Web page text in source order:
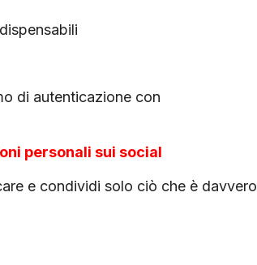
di autenticazione con
personali sui social
e condividi solo ciò che è davvero